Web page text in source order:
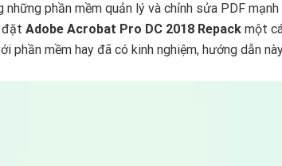
phần mềm quản lý và chỉnh sửa PDF mạnh
đặt Adobe Acrobat Pro DC 2018 Repack một
phần mềm hay đã có kinh nghiệm, hướng dẫn